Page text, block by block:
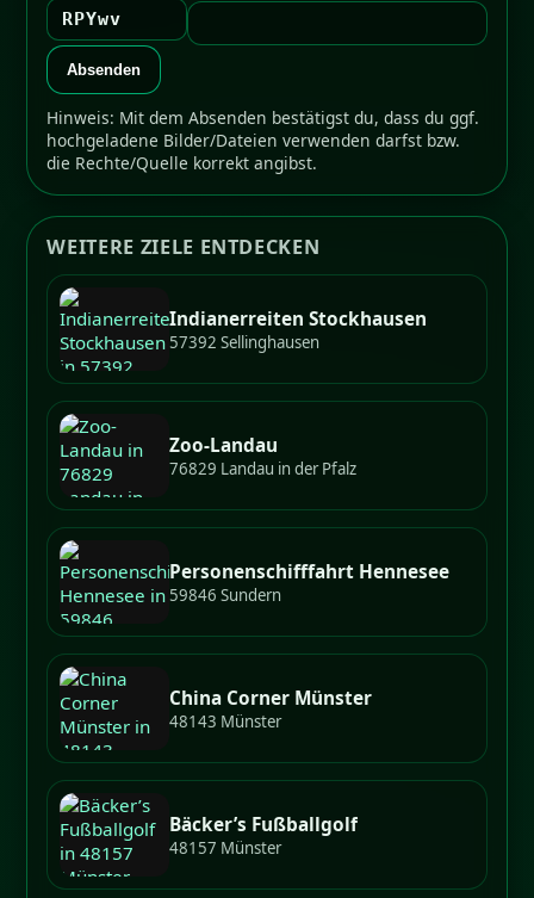
RPYwv
Absenden
Hinweis: Mit dem Absenden bestätigst du, dass du ggf.
hochgeladene Bilder/Dateien verwenden darfst bzw.
die Rechte/Quelle korrekt angibst.
WEITERE ZIELE ENTDECKEN
Indianerreiten Stockhausen
57392 Sellinghausen
Zoo-Landau
76829 Landau in der Pfalz
Personenschifffahrt Hennesee
59846 Sundern
China Corner Münster
48143 Münster
Bäcker’s Fußballgolf
48157 Münster